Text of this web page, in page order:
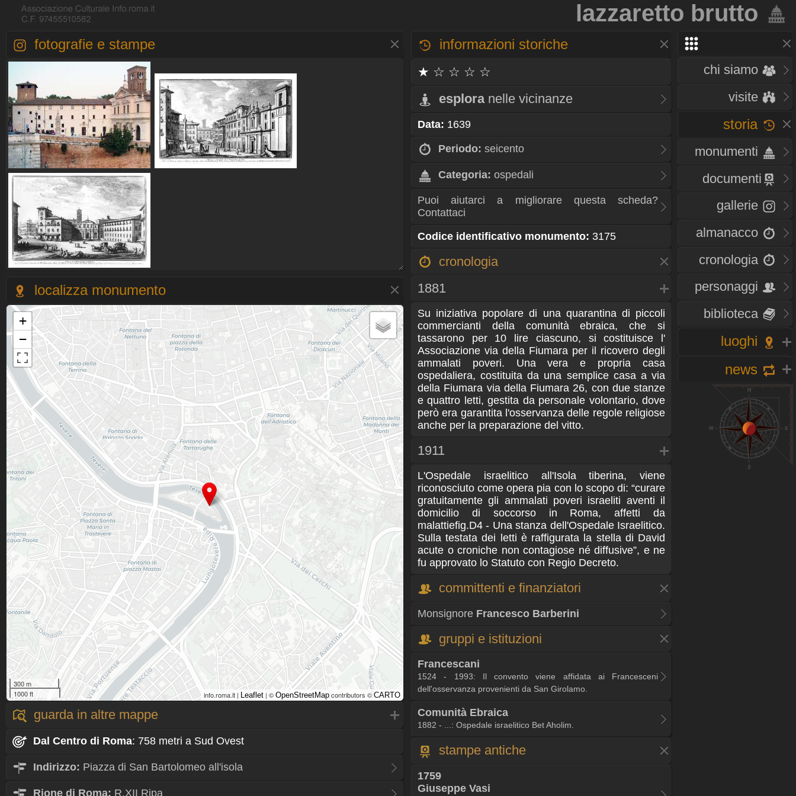
lazzaretto brutto
chi siamo
visite
storia
monumenti
documenti
gallerie
almanacco
cronologia
personaggi
biblioteca
luoghi
news
fotografie e stampe
localizza monumento
+
−
300 m
1000 ft
info.roma.it | Leaflet | © OpenStreetMap contributors © CARTO
guarda in altre mappe
Dal Centro di Roma: 758 metri a Sud Ovest
Indirizzo: Piazza di San Bartolomeo all'isola
Rione di Roma: R.XII Ripa
informazioni storiche
★ ☆ ☆ ☆ ☆
esplora nelle vicinanze
Data: 1639
Periodo: seicento
Categoria: ospedali
Puoi aiutarci a migliorare questa scheda?
Contattaci
Codice identificativo monumento: 3175
cronologia
1881
Su iniziativa popolare di una quarantina di piccoli
commercianti della comunità ebraica, che si
tassarono per 10 lire ciascuno, si costituisce l'
Associazione via della Fiumara per il ricovero degli
ammalati poveri. Una vera e propria casa
ospedaliera, costituita da una semplice casa a via
della Fiumara via della Fiumara 26, con due stanze
e quattro letti, gestita da personale volontario, dove
però era garantita l'osservanza delle regole religiose
anche per la preparazione del vitto.
1911
L'Ospedale israelitico all'Isola tiberina, viene
riconosciuto come opera pia con lo scopo di: “curare
gratuitamente gli ammalati poveri israeliti aventi il
domicilio di soccorso in Roma, affetti da
malattiefig.D4 - Una stanza dell'Ospedale Israelitico.
Sulla testata dei letti è raffigurata la stella di David
acute o croniche non contagiose né diffusive”, e ne
fu approvato lo Statuto con Regio Decreto.
committenti e finanziatori
Monsignore Francesco Barberini
gruppi e istituzioni
Francescani
1524 - 1993: Il convento viene affidata ai Francesceni
dell'osservanza provenienti da San Girolamo.
Comunità Ebraica
1882 - ...: Ospedale israelitico Bet Aholim.
stampe antiche
1759
Giuseppe Vasi